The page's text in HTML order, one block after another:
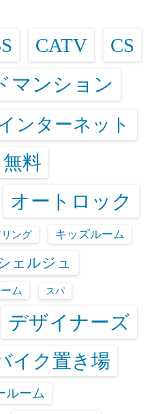
CATV CS
マンション
ンターネット
料
オートロック
ング キッズルーム
ェルジュ
ム スパ
デザイナーズ
イク置き場
ルーム